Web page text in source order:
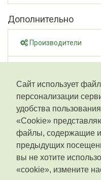
Сайт использует
персонализации
удобства
«Cookie»
файлы, содержащие
предыдущих
вы не хотите
«cookie», измените
Дополнительно
Производители
Товары со скидками
Личный кабинет
Личный кабинет